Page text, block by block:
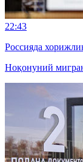
22:43
Россияда
Ноқонуний